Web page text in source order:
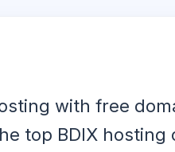
with free
top BDIX hosting